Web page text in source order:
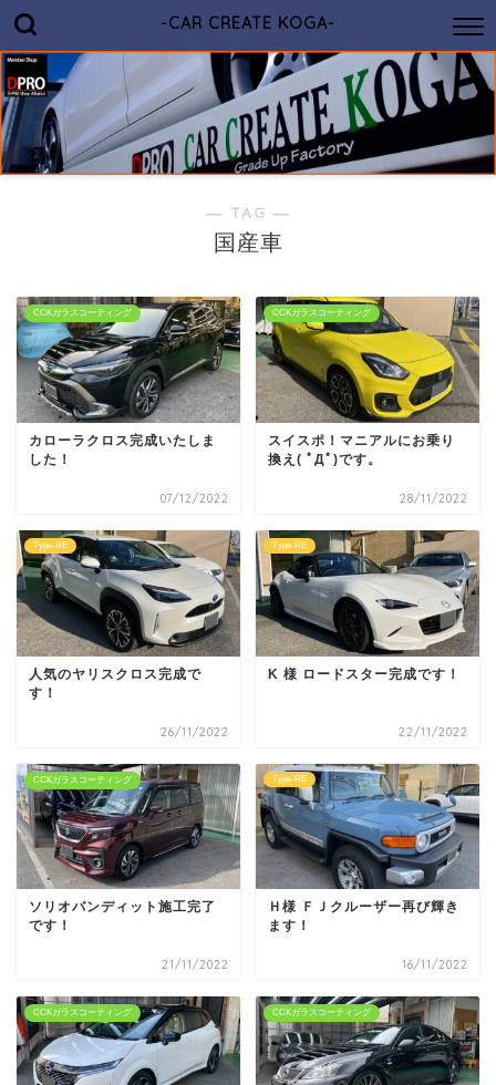
-CAR CREATE KOGA-
― TAG ―
国産車
CCKガラスコーティング
カローラクロス完成いたしま
した！
07/12/2022
CCKガラスコーティング
スイスポ！マニアルにお乗り
換え( ﾟДﾟ)です。
28/11/2022
Type-RE
人気のヤリスクロス完成で
す！
26/11/2022
Type-RE
K 様 ロードスター完成です！
22/11/2022
CCKガラスコーティング
ソリオバンディット施工完了
です！
21/11/2022
Type-RE
Ｈ様 ＦＪクルーザー再び輝き
ます！
16/11/2022
CCKガラスコーティング CCKガラスコーティング